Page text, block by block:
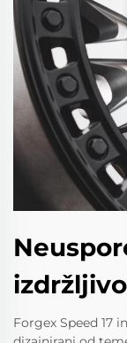
Forgex Speed 17